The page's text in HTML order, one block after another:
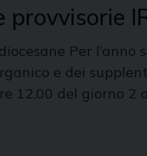
Per
e dei
12,00 del giorno 2